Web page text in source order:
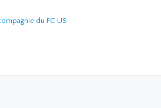
du FC US